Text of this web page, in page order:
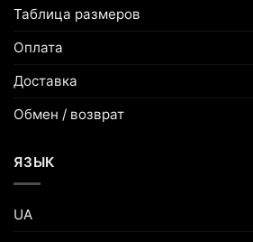
Таблица размеров
Оплата
Доставка
Обмен / возврат
ЯЗЫК
UA